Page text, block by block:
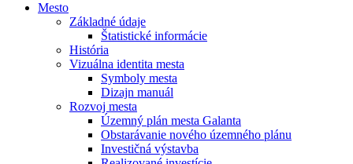
Mesto
Základné údaje
Štatistické informácie
História
Vizuálna identita mesta
Symboly mesta
Dizajn manuál
Rozvoj mesta
Územný plán mesta Galanta
Obstarávanie nového územného plánu
Investičná výstavba